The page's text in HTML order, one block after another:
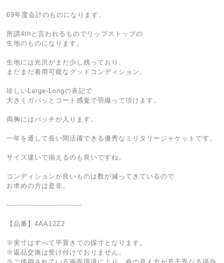
69年度会計のものになります。
所謂4thと言われるものでリップストップの
生地のものになります。
生地には光沢がまだ少し残っており、
まだまだ着用可能なグッドコンディション。
珍しいLarge-Longの表記で
大きくガバッとコート感覚で羽織って頂けます。
両胸にはパッチが入ります。
一年を通して長い間活躍できる優秀なミリタリージャケットです。
サイズ違いで揃えるのも良いですね。
コンディションが良いものは数が減ってきているので
お求めの方は是非。
------------------------------
【品番】4AA12Z2
※実寸はすべて平置きでの採寸となります。
※返品交換は受け付けておりません。